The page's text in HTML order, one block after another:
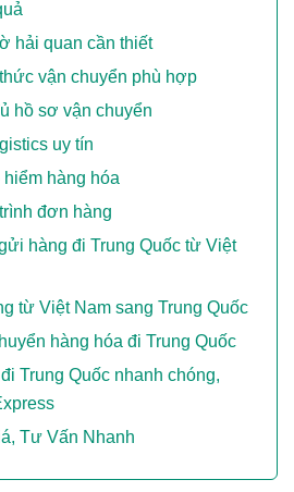
hải quan cần thiết
vận chuyển phù hợp
hồ sơ vận chuyển
uy tín
hàng hóa
đơn hàng
hàng đi Trung Quốc từ Việt
từ Việt Nam sang Trung Quốc
hàng hóa đi Trung Quốc
Trung Quốc nhanh chóng,
Tư Vấn Nhanh